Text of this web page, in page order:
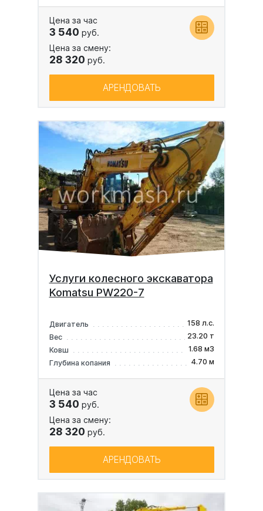
Цена за час
3 540 руб.
Цена за смену:
28 320 руб.
АРЕНДОВАТЬ
Услуги колесного экскаватора
Komatsu PW220-7
Двигатель
158 л.с.
Вес
23.20 т
Ковш
1.68 м3
Глубина копания
4.70 м
Цена за час
3 540 руб.
Цена за смену:
28 320 руб.
АРЕНДОВАТЬ